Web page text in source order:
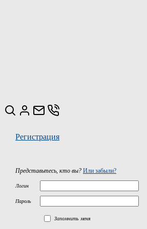
Регистрация
Представьтесь, кто вы? Или забыли?
Логин
Пароль
Запомнить меня